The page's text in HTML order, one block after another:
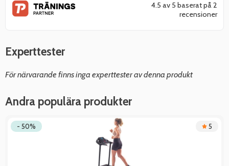
4.5 av 5 baserat på 2
recensioner
Experttester
För närvarande finns inga experttester av denna produkt
Andra populära produkter
- 50% 5